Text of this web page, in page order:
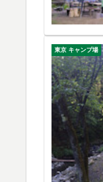
東京 キャンプ場